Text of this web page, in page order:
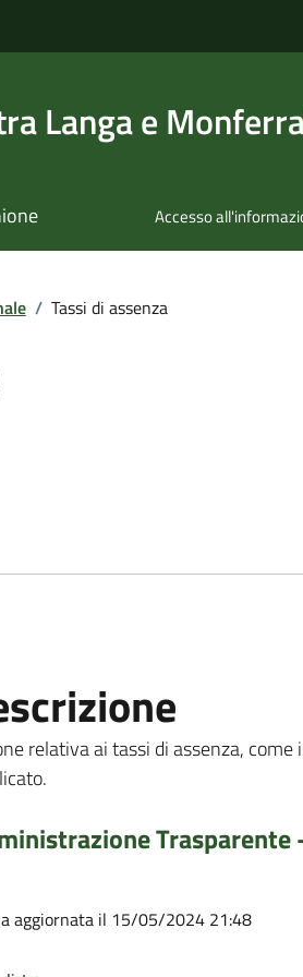
Langa e
Accesso
/ Tassi di assenza
relativa ai tassi di assenza,
Trasparente
aggiornata il 15/05/2024 21:48